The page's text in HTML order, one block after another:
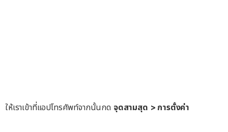
ให้เราเข้าที่แอปโทรศัพท์จากนั้นกด จุดสามสุด > การตั้งค่า